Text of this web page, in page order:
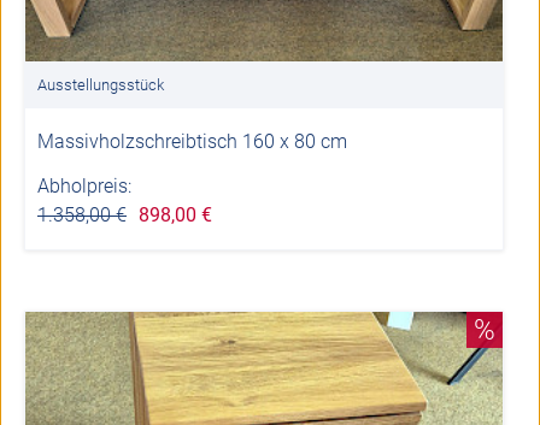
Ausstellungsstück
Massivholzschreibtisch 160 x 80 cm
Abholpreis:
1.358,00 € 898,00 €
%